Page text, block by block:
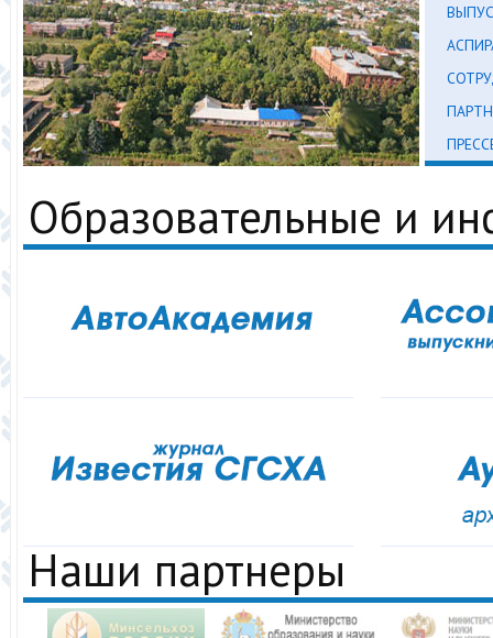
Образовательные и
Наши партнеры